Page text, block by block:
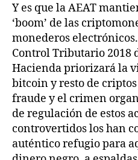
Y es que la AEAT
‘boom’ de las
monederos
Control Tributario 2018
Hacienda priorizará la
bitcoin y resto de
fraude y el crimen
de regulación de estos
controvertidos los han
auténtico refugio para